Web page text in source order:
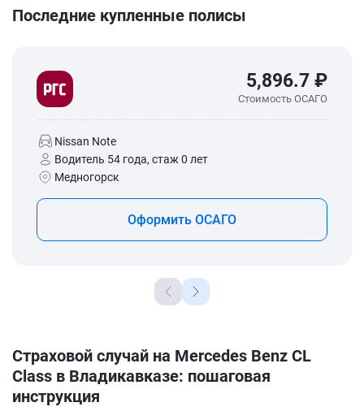
Последние купленные полисы
5,896.7 ₽
Стоимость ОСАГО
Nissan Note
Водитель 54 года, стаж 0 лет
Медногорск
Оформить ОСАГО
Страховой случай на Mercedes Benz CL
Class в Владикавказе: пошаговая
инструкция